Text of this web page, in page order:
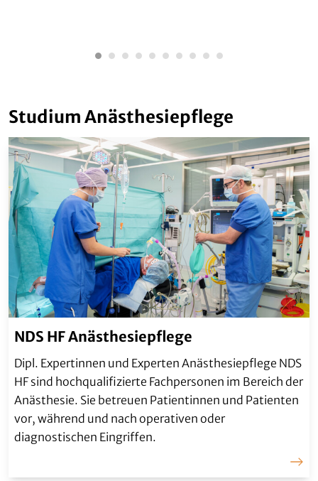
Studium Anästhesiepflege
NDS HF Anästhesiepflege
Dipl. Expertinnen und Experten Anästhesiepflege NDS
HF sind hochqualifizierte Fachpersonen im Bereich der
Anästhesie. Sie betreuen Patientinnen und Patienten
vor, während und nach operativen oder
diagnostischen Eingriffen.